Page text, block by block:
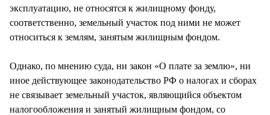
эксплуатацию, не относятся к жилищному фонду,
соответственно, земельный участок под ними не может
относиться к землям, занятым жилищным фондом.
Однако, по мнению суда, ни закон «О плате за землю», ни
иное действующее законодательство РФ о налогах и сборах
не связывает земельный участок, являющийся объектом
налогообложения и занятый жилищным фондом, со